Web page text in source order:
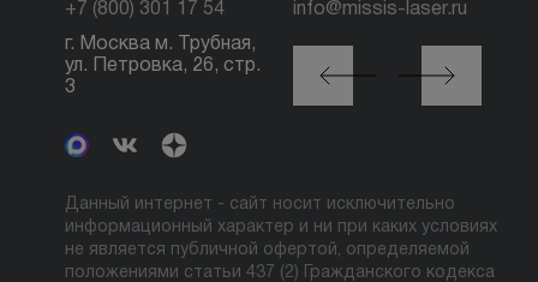
+7 (800) 301 17 54 info@missis-laser.ru
г. Москва м. Трубная,
ул. Петровка, 26, стр.
3
г. Москва м./МЦК
Автозаводская, ул.
Сайкина, 19
Данный интернет - сайт носит исключительно
информационный характер и ни при каких условиях
не является публичной офертой, определяемой
положениями статьи 437 (2) Гражданского кодекса